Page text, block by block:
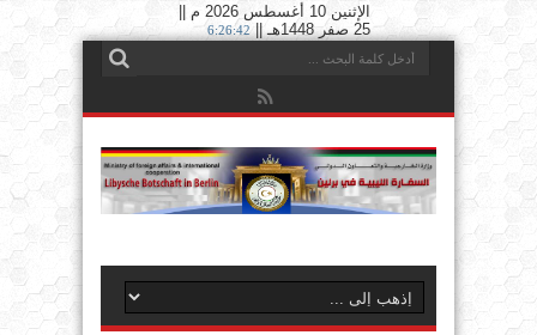
الإثنين 10 أغسطس 2026 م ||
25 صفر 1448هـ ||
6:26:43